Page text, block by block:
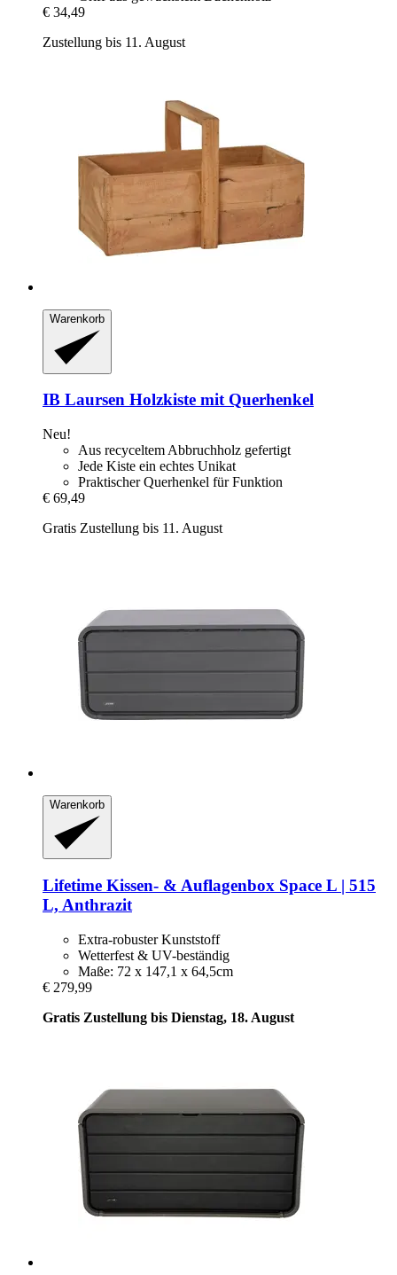
€ 34,49
Zustellung bis 11. August
Warenkorb
IB Laursen Holzkiste mit Querhenkel
Neu!
Aus recyceltem Abbruchholz gefertigt
Jede Kiste ein echtes Unikat
Praktischer Querhenkel für Funktion
€ 69,49
Gratis Zustellung bis 11. August
Warenkorb
Lifetime Kissen-​ & Auflagenbox Space L | 515
L, Anthrazit
Extra-robuster Kunststoff
Wetterfest & UV-beständig
Maße: 72 x 147,1 x 64,5cm
€ 279,99
Gratis Zustellung bis Dienstag, 18. August